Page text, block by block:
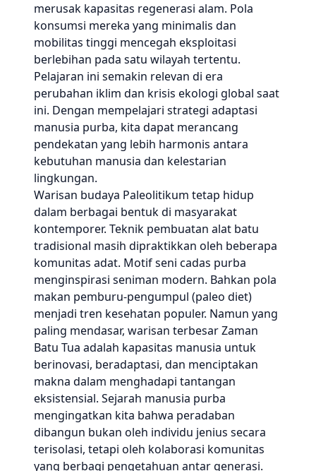
merusak kapasitas regenerasi alam. Pola
konsumsi mereka yang minimalis dan
mobilitas tinggi mencegah eksploitasi
berlebihan pada satu wilayah tertentu.
Pelajaran ini semakin relevan di era
perubahan iklim dan krisis ekologi global saat
ini. Dengan mempelajari strategi adaptasi
manusia purba, kita dapat merancang
pendekatan yang lebih harmonis antara
kebutuhan manusia dan kelestarian
lingkungan.
Warisan budaya Paleolitikum tetap hidup
dalam berbagai bentuk di masyarakat
kontemporer. Teknik pembuatan alat batu
tradisional masih dipraktikkan oleh beberapa
komunitas adat. Motif seni cadas purba
menginspirasi seniman modern. Bahkan pola
makan pemburu-pengumpul (paleo diet)
menjadi tren kesehatan populer. Namun yang
paling mendasar, warisan terbesar Zaman
Batu Tua adalah kapasitas manusia untuk
berinovasi, beradaptasi, dan menciptakan
makna dalam menghadapi tantangan
eksistensial. Sejarah manusia purba
mengingatkan kita bahwa peradaban
dibangun bukan oleh individu jenius secara
terisolasi, tetapi oleh kolaborasi komunitas
yang berbagi pengetahuan antar generasi.